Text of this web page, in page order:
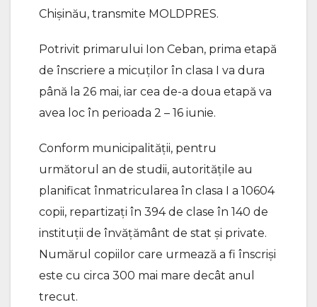
Chișinău, transmite MOLDPRES.
Potrivit primarului Ion Ceban, prima etapă
de înscriere a micuților în clasa I va dura
până la 26 mai, iar cea de-a doua etapă va
avea loc în perioada 2 – 16 iunie.
Conform municipalității, pentru
următorul an de studii, autoritățile au
planificat înmatricularea în clasa I a 10604
copii, repartizați în 394 de clase în 140 de
instituții de învățământ de stat și private.
Numărul copiilor care urmează a fi înscriși
este cu circa 300 mai mare decât anul
trecut.